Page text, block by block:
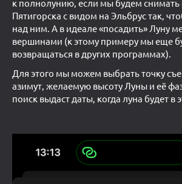
к полнолунию, если мы будем снимать
Пятигорска с видом на Эльбрус так,
над ним. А в идеале «посадить» Луну
вершинами (к этому примеру мы еще
возвращаться в других программах).
Для этого мы можем выбрать точку
азимут, желаемую высоту Луны и её
поиск выдаст даты, когда луна будет в